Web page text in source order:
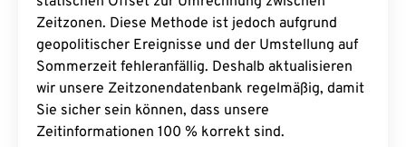
Zeitzonen. Diese Methode ist jedoch aufgrund
geopolitischer Ereignisse und der Umstellung auf
Sommerzeit fehleranfällig. Deshalb aktualisieren
wir unsere Zeitzonendatenbank regelmäßig, damit
Sie sicher sein können, dass unsere
Zeitinformationen 100 % korrekt sind.